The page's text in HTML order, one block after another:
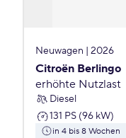
Neuwagen | 2026
Citroën Berlingo
erhöhte Nutzlast
Diesel
131 PS (96 kW)
in 4 bis 8 Wochen